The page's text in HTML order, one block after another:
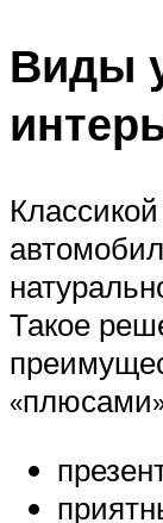
Виды
Такое